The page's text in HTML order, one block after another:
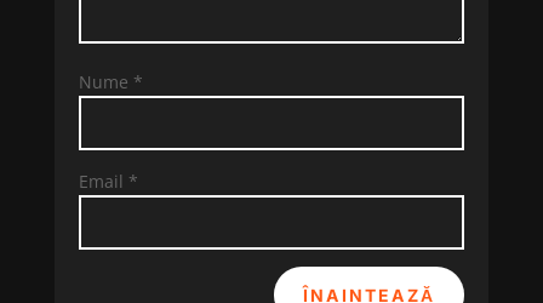
Nume *
Email *
ÎNAINTEAZĂ